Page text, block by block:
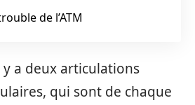
de l’ATM
y a deux articulations
qui sont de chaque